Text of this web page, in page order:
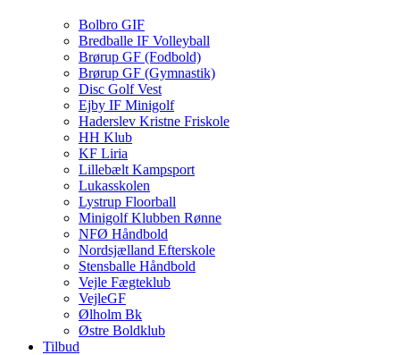
Bolbro GIF
Bredballe IF Volleyball
Brørup GF (Fodbold)
Brørup GF (Gymnastik)
Disc Golf Vest
Ejby IF Minigolf
Haderslev Kristne Friskole
HH Klub
KF Liria
Lillebælt Kampsport
Lukasskolen
Lystrup Floorball
Minigolf Klubben Rønne
NFØ Håndbold
Nordsjælland Efterskole
Stensballe Håndbold
Vejle Fægteklub
VejleGF
Ølholm Bk
Østre Boldklub
Tilbud